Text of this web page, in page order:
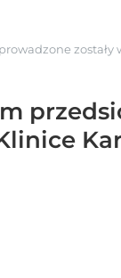
zostały